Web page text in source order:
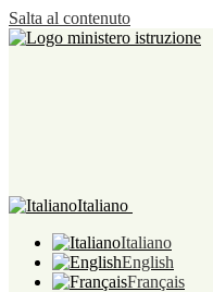
Salta al contenuto
Italiano
Italiano
English
Français